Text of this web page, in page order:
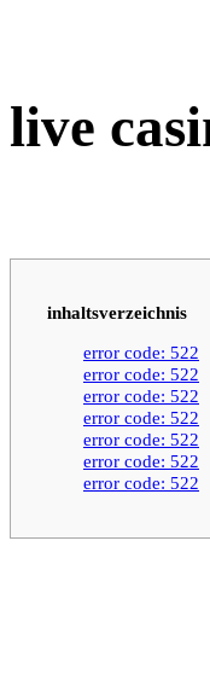
live
inhaltsverzeichnis
error code: 522
error code: 522
error code: 522
error code: 522
error code: 522
error code: 522
error code: 522